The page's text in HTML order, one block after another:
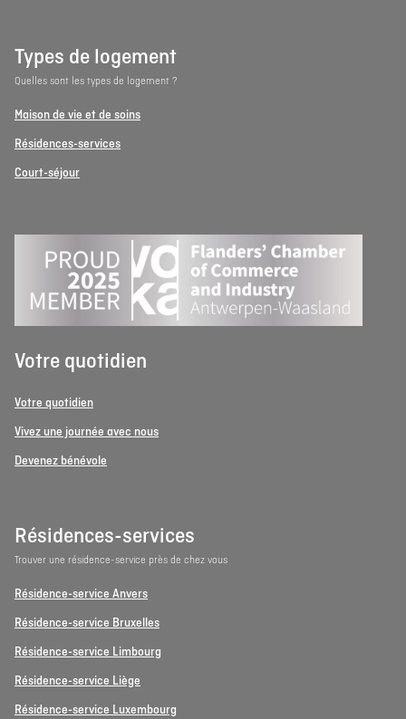
Types de logement
Quelles sont les types de logement ?
Maison de vie et de soins
Résidences-services
Court-séjour
Votre quotidien
Votre quotidien
Vivez une journée avec nous
Devenez bénévole
Résidences-services
Trouver une résidence-service près de chez vous
Résidence-service Anvers
Résidence-service Bruxelles
Résidence-service Limbourg
Résidence-service Liège
Résidence-service Luxembourg